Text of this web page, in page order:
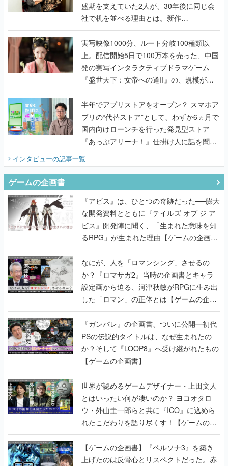
盛期を支えていた2人が、30年後に同じ会
社で机を並べる理由とは。新作
『TATSUJIN EXTREME』で初タッグを組
んだレジェンド2人に訊く開発秘話
実写映像1000分、ルート分岐100種類以
上。配信開始5日で100万本を売った、中国
発の実写インタラクティブドラマゲーム
『盛世天下：女帝への道II』の、規模が違
うこだわりをプロデューサーに聞いた
半年でアプリストアをオープン？ スマホア
プリの“代替ストア”として、わずか6ヵ月で
国内向けローンチを行った発見型ストア
『あっぷアリーナ！』仕掛け人に話を聞い
てみた
インタビューの記事一覧
ゲームの企画書
『アビス』は、ひとつの奇跡だった──膨大
な開発資料とともに『テイルズ オブ ジ ア
ビス』開発陣に聞く、「生まれた意味を知
るRPG」が生まれた理由【ゲームの企画
書】
なにが、人を「ロマンシング」させるの
か？『ロマサガ2』当時の企画書とキャラ
設定画から迫る、河津秋敏がRPGに生み出
した「ロマン」の正体とは【ゲームの企画
書】
『ガンパレ』の企画書、ついに公開━初代
PSの伝説的タイトルは、なぜ生まれたの
か？そして『LOOP8』へ受け継がれたもの
【ゲームの企画書】
世界が認めるゲームデザイナー・上田文人
とはいったい何が凄いのか？ ヨコオタロ
ウ・外山圭一郎らと共に『ICO』に込めら
れたこだわりを語り尽くす！【ゲームの企
画書】
【ゲームの企画書】『ペルソナ3』を築き
上げたのは反骨心とリスペクトだった。赤